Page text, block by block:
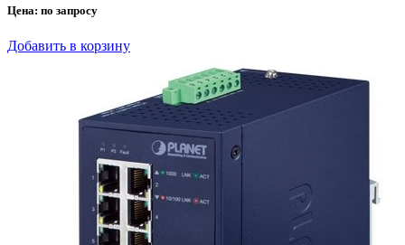
Цена: по запросу
Добавить в корзину